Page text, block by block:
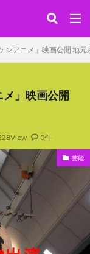
ンアニメ」映画公開 地元
」映画公開
0件
芸能